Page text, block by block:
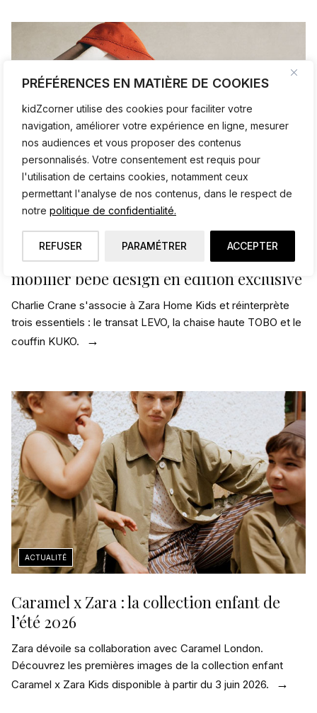
PRÉFÉRENCES EN MATIÈRE DE COOKIES
kidZcorner utilise des cookies pour faciliter votre
navigation, améliorer votre expérience en ligne, mesurer
nos audiences et vous proposer des contenus
personnalisés. Votre consentement est requis pour
l'utilisation de certains cookies, notamment ceux
permettant l'analyse de nos contenus, dans le respect de
notre politique de confidentialité.
PARAMÉTRER
REFUSER ACCEPTER
Charlie Crane x Zara Home Kids :
mobilier bébé design en édition exclusive
Charlie Crane s'associe à Zara Home Kids et réinterprète
trois essentiels : le transat LEVO, la chaise haute TOBO et le
couffin KUKO.
Caramel x Zara : la collection enfant de
l’été 2026
Zara dévoile sa collaboration avec Caramel London.
Découvrez les premières images de la collection enfant
Caramel x Zara Kids disponible à partir du 3 juin 2026.